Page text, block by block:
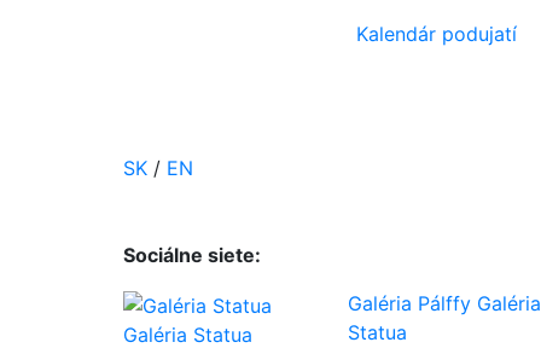
Kalendár podujatí
SK / EN
Sociálne siete:
Galéria Statua
Galéria Pálffy Galéria
Statua